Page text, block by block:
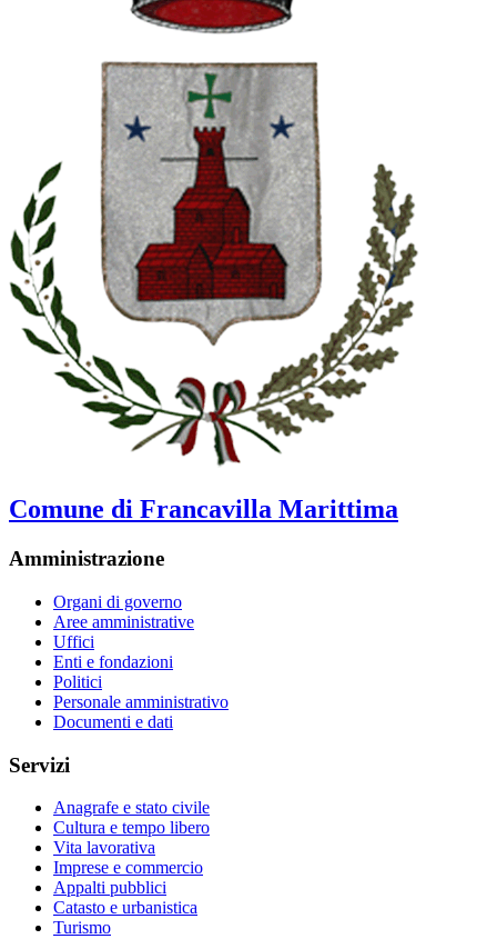
Comune di Francavilla Marittima
Amministrazione
Organi di governo
Aree amministrative
Uffici
Enti e fondazioni
Politici
Personale amministrativo
Documenti e dati
Servizi
Anagrafe e stato civile
Cultura e tempo libero
Vita lavorativa
Imprese e commercio
Appalti pubblici
Catasto e urbanistica
Turismo